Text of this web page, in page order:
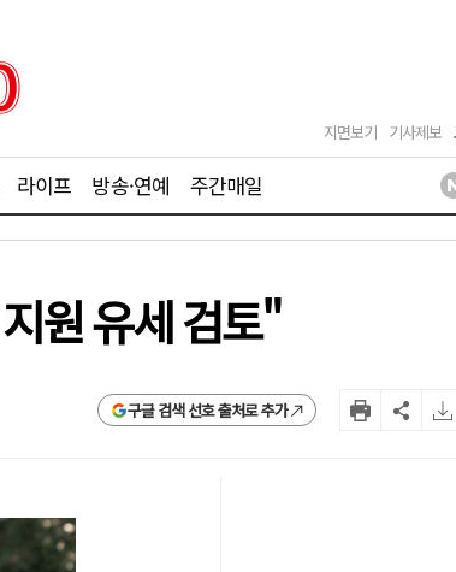
지면보기 기사제보
라이프 방송·연예 주간매일
원 유세 검토"
구글 검색 선호 출처로 추가